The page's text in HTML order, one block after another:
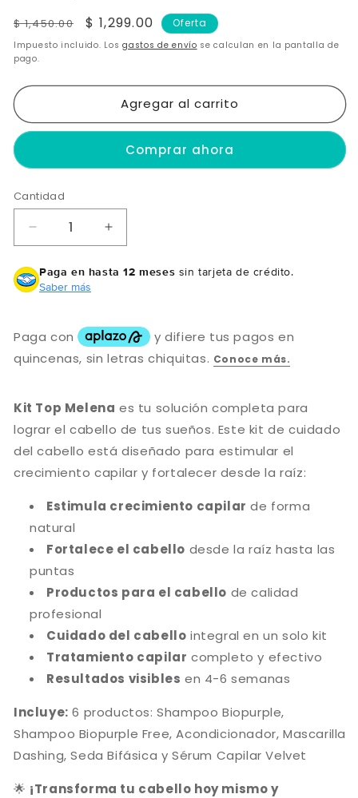
Precio
habitual
$ 1,450.00
Precio
de
$ 1,299.00 Oferta
Impuesto incluido. Losgastos de envío se calculan en la pantalla de
pago.
Agregar al carrito
Comprar ahora
Cantidad
Reducir
cantidad
para
Kit
-
Crecimiento
Capilar
Cuidado
Cabello
Completo
Aumentar
cantidad
para
-
Crecimiento
Capilar
Cuidado
Cabello
Completo
Paga en hasta 12 meses sin tarjeta de crédito.
Saber más
Kit Top Melena es tu solución completa para
lograr el cabello de tus sueños. Este kit de cuidado
del cabello está diseñado para estimular el
crecimiento capilar y fortalecer desde la raíz:
Estimula crecimiento capilar de forma
natural
Fortalece el cabello desde la raíz hasta las
puntas
Productos para el cabello de calidad
profesional
Cuidado del cabello integral en un solo kit
Tratamiento capilar completo y efectivo
Resultados visibles en 4-6 semanas
Incluye: 6 productos: Shampoo Biopurple,
Shampoo Biopurple Free, Acondicionador, Mascarilla
Dashing, Seda Bifásica y Sérum Capilar Velvet
🌟 ¡Transforma tu cabello hoy mismo y
Compra ahora y paga a meses
sin tarjeta de crédito
1 Agrega tu producto al carrito yelige
pagar con Meses sin Tarjeta.
En tu cuenta de Mercado Pago, elige
la cantidad de meses y confirma.
Crédito sujeto a aprobación.
¿Tienes dudas? Consulta nuestraAyuda.